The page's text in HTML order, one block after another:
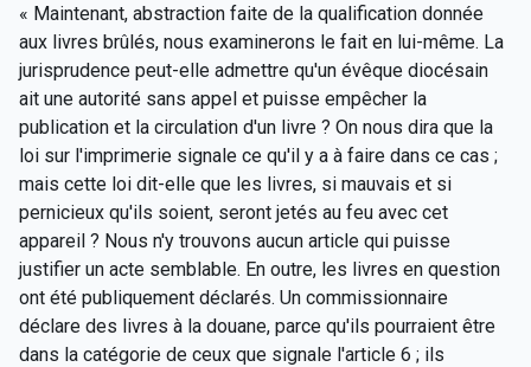
« Maintenant, abstraction faite de la qualification donnée
aux livres brûlés, nous examinerons le fait en lui-même. La
jurisprudence peut-elle admettre qu'un évêque diocésain
ait une autorité sans appel et puisse empêcher la
publication et la circulation d'un livre ? On nous dira que la
loi sur l'imprimerie signale ce qu'il y a à faire dans ce cas ;
mais cette loi dit-elle que les livres, si mauvais et si
pernicieux qu'ils soient, seront jetés au feu avec cet
appareil ? Nous n'y trouvons aucun article qui puisse
justifier un acte semblable. En outre, les livres en question
ont été publiquement déclarés. Un commissionnaire
déclare des livres à la douane, parce qu'ils pourraient être
dans la catégorie de ceux que signale l'article 6 ; ils